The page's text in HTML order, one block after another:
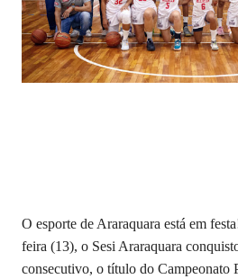
O esporte de Araraquara está em
feira (13), o Sesi Araraquara
consecutivo, o título do Campeonato